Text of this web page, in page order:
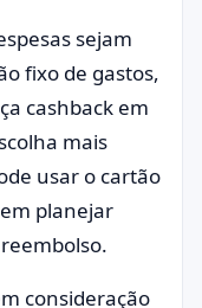
sejam
fixo de gastos,
cashback em
mais
usar o cartão
planejar
consideração